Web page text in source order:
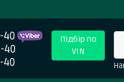
40
40
40
Підбір по
VIN